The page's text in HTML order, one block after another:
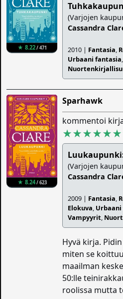
★ 8.22/ 471
(Varjojen
Cassandra
2010 | Fantasia,
Urbaani fantasia
★ 8.24/ 623
Sparhawk
kommentoi
(Varjojen
Cassandra
2009 | Fantasia,
Elokuva,
Vampyyrit,
Hyvä kirja.
miten se
maailman
50:lle
roolissa mutta